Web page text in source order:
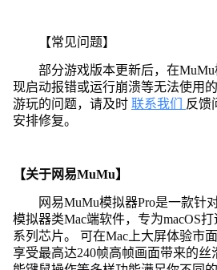
【常见问题】
部分游戏版本更新后，在
现启动报错或运行崩溃等无法使用
游玩的问题，请及时 联系我们
反馈
安排修复。
【关于网易MuMu】
网易MuMu模拟器Pro是一款针
模拟器类Mac端软件，专为macOS
系列芯片。 可在Mac上大屏体验市
享受最高达240帧高帧画面带来的丝